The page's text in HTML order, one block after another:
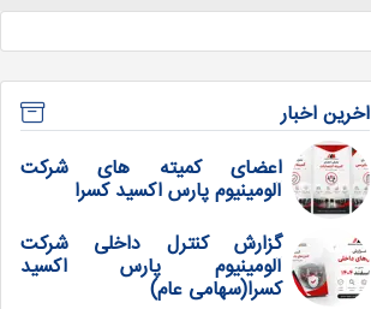
اخرین اخبار
اعضای کمیته های شرکت
آلومینیوم پارس اکسید کسرا
گزارش کنترل داخلی شرکت
آلومینیوم پارس اکسید
کسرا(سهامی عام)